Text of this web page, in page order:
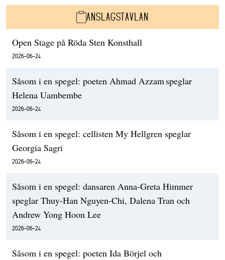
ANSLAGSTAVLAN
Open Stage på Röda Sten Konsthall
2026-06-24
Såsom i en spegel: poeten Ahmad Azzam speglar
Helena Uambembe
2026-06-24
Såsom i en spegel: cellisten My Hellgren speglar
Georgia Sagri
2026-06-24
Såsom i en spegel: dansaren Anna-Greta Himmer
speglar Thuy-Han Nguyen-Chi, Dalena Tran och
Andrew Yong Hoon Lee
2026-06-24
Såsom i en spegel: poeten Ida Börjel och